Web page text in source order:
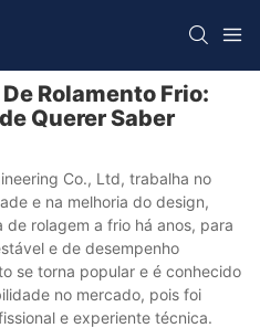
Rolamento Frio:
Querer Saber
Co., Ltd, trabalha no
e na melhoria do design,
rolagem a frio há anos, para
e de desempenho
se torna popular e é conhecido
no mercado, pois foi
e experiente técnica.